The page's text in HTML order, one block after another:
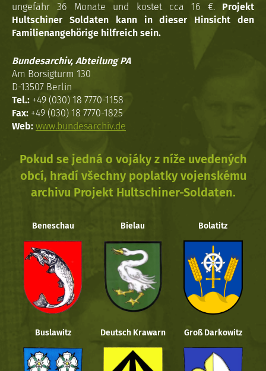
ungefähr 36 Monate und kostet cca 16 €. Projekt
Hultschiner Soldaten kann in dieser Hinsicht den
Familienangehörige hilfreich sein.
Bundesarchiv, Abteilung PA
Am Borsigturm 130
D-13507 Berlin
Tel.: +49 (030) 18 7770-1158
Fax: +49 (030) 18 7770-1825
Web: www.bundesarchiv.de
Pokud se jedná o vojáky z níže uvedených
obcí, hradí všechny poplatky vojenskému
archivu Projekt Hultschiner-Soldaten.
Beneschau Bielau Bolatitz
Buslawitz Deutsch Krawarn Groß Darkowitz